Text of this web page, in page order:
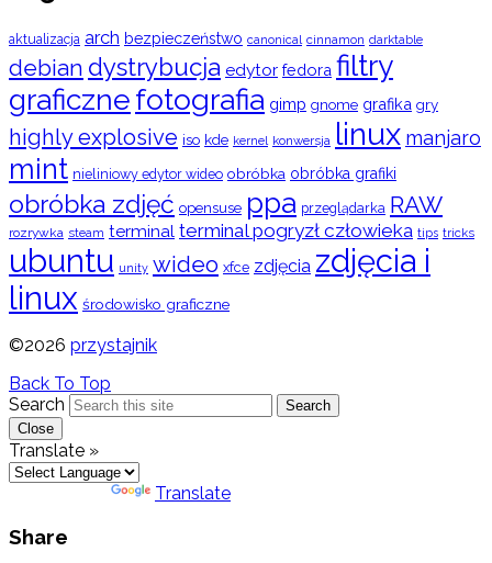
aktualizacja arch bezpieczeństwo canonical cinnamon darktable
debian dystrybucja edytor fedora filtry
graficznefotografia gimp gnome grafika gry
highly explosive iso kde kernel konwersja linux manjaro
mint nieliniowy edytor wideo obróbka obróbka grafiki
obróbka zdjęć opensuse ppa przeglądarka RAW
rozrywka steam terminal terminal pogryzł człowieka tips tricks
ubuntu unity wideo xfce zdjęcia zdjęcia i
linux środowisko graficzne
©2026 przystajnik
Back To Top
Search
Search
Close
Translate »
Translate
Share